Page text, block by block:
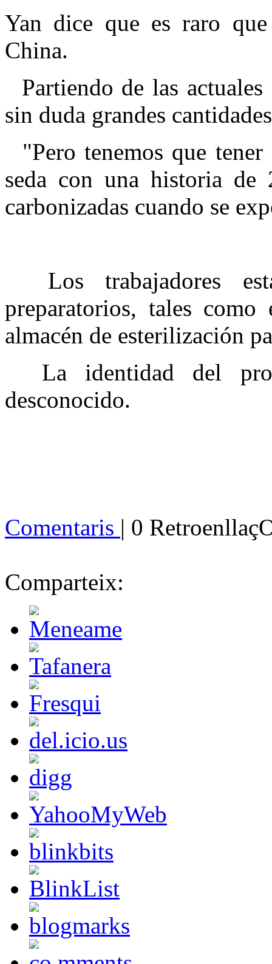
Yan dice que es raro
China.
Partiendo de las
sin duda grandes
"Pero tenemos que
seda con una historia de
carbonizadas cuando se
Los trabajadores
preparatorios, tales
almacén de esterilización
La identidad del
desconocido.
Comentaris | 0
Comparteix: